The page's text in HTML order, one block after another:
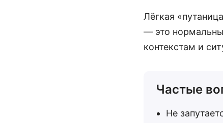
Лёгкая
— это
контекстам и
Частые
Не